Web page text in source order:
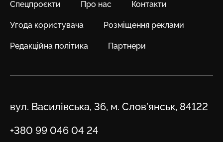
Спецпроєкти Про нас Контакти
Угода користувача Розміщення реклами
Редакційна політика Партнери
Адреса
вул. Василівська, 36, м. Слов’янськ, 84122
Телефон
+380 99 046 04 24